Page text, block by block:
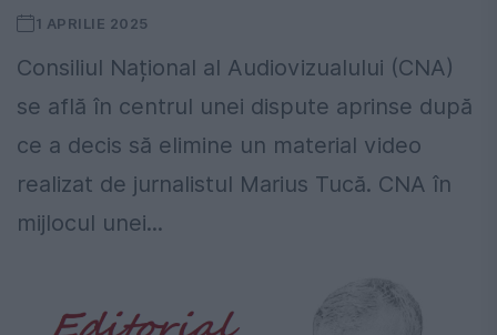
1 APRILIE 2025
Consiliul Național al Audiovizualului (CNA)
se află în centrul unei dispute aprinse după
ce a decis să elimine un material video
realizat de jurnalistul Marius Tucă. CNA în
mijlocul unei...